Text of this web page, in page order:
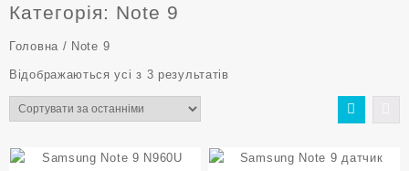
Категорія: Note 9
Головна / Note 9
Відображаються усі з 3 результатівSorted